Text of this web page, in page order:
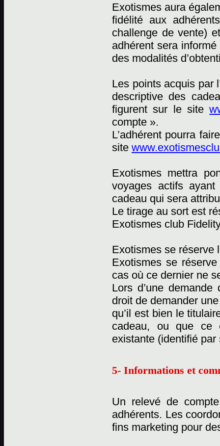
Exotismes aura
fidélité aux
challenge de vente)
adhérent sera
des modalités
Les points acquis par
descriptive des
figurent sur le site
compte ».
L’adhérent pourra
site
Exotismes mettra
voyages actifs
cadeau qui sera
Le tirage au sort est
Exotismes club
Exotismes se réserve
Exotismes se
cas où ce dernier ne
Lors d’une
droit de demander
qu’il est bien le
cadeau, ou que ce
existante (identifié
5- Informations et
Un relevé de
adhérents. Les
fins marketing pour